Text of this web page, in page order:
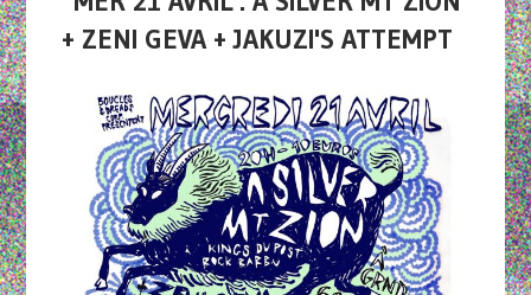
+ ZENI GEVA + JAKUZI'S ATTEMPT